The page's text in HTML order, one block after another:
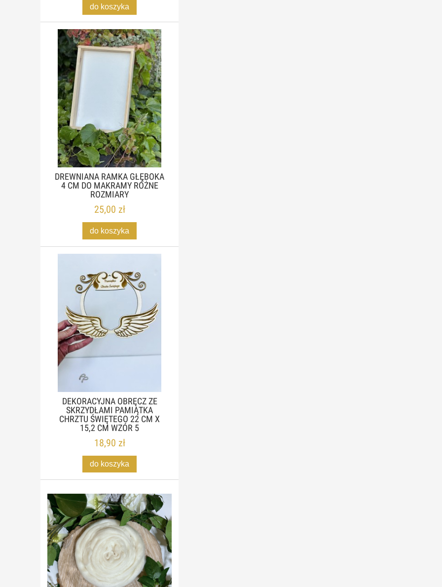
do koszyka
DREWNIANA RAMKA GŁĘBOKA
4 CM DO MAKRAMY RÓŻNE
ROZMIARY
25,00 zł
do koszyka
DEKORACYJNA OBRĘCZ ZE
SKRZYDŁAMI PAMIĄTKA
CHRZTU ŚWIĘTEGO 22 CM X
15,2 CM WZÓR 5
18,90 zł
do koszyka